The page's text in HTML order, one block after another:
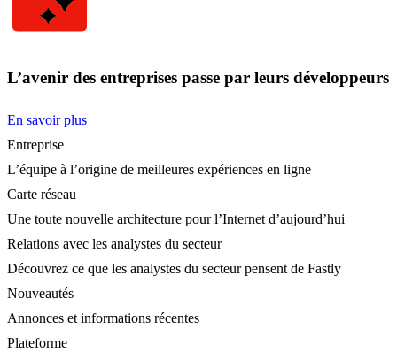
L’avenir des entreprises passe par leurs développeurs
En savoir plus
Entreprise
L’équipe à l’origine de meilleures expériences en ligne
Carte réseau
Une toute nouvelle architecture pour l’Internet d’aujourd’hui
Relations avec les analystes du secteur
Découvrez ce que les analystes du secteur pensent de Fastly
Nouveautés
Annonces et informations récentes
Plateforme